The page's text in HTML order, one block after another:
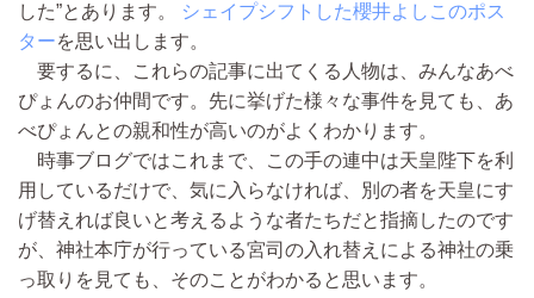
した”とあります。
シェイプシフトした櫻井よしこのポス
ターを思い出します。
要するに、これらの記事に出てくる人物は、みんなあべ
ぴょんのお仲間です。先に挙げた様々な事件を見ても、あ
べぴょんとの親和性が高いのがよくわかります。
時事ブログではこれまで、この手の連中は天皇陛下を利
用しているだけで、気に入らなければ、別の者を天皇にす
げ替えれば良いと考えるような者たちだと指摘したのです
が、神社本庁が行っている宮司の入れ替えによる神社の乗
っ取りを見ても、そのことがわかると思います。